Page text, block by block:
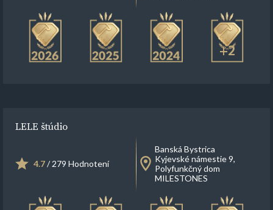
+2
LELE štúdio
4.7/ 279 Hodnotení
Banská Bystrica
Kyjevské námestie 9,
Polyfunkčný dom
MILESTONES